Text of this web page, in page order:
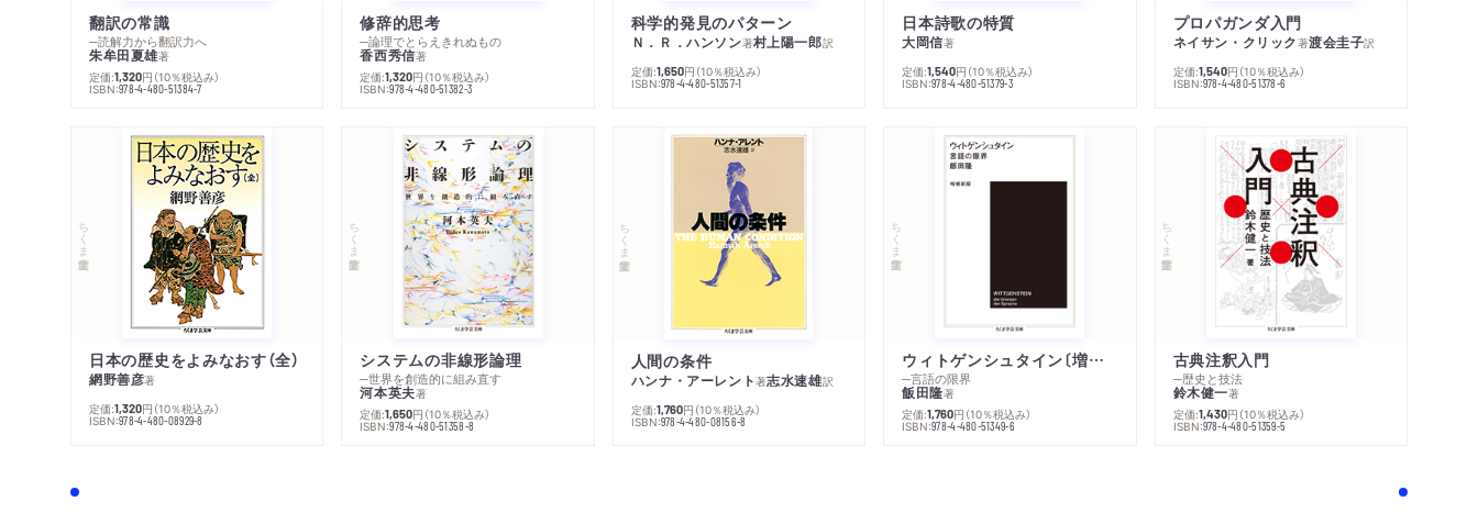
翻訳の常識
─読解力から翻訳力へ
朱牟田夏雄著
定価:1,320円 （10％税込み）
ISBN:978-4-480-51384-7
修辞的思考
─論理でとらえきれぬもの
香西秀信著
定価:1,320円 （10％税込み）
ISBN:978-4-480-51382-3
科学的発見のパターン
Ｎ．Ｒ．ハンソン著村上陽一郎訳
定価:1,650円 （10％税込み）
ISBN:978-4-480-51357-1
日本詩歌の特質
大岡信著
定価:1,540円 （10％税込み）
ISBN:978-4-480-51379-3
プロパガンダ入門
ネイサン・クリック著渡会圭子訳
定価:1,540円 （10％税込み）
ISBN:978-4-480-51378-6
ちくま学芸文庫
日本の歴史をよみなおす（全）
網野善彦著
定価:1,320円 （10％税込み）
ISBN:978-4-480-08929-8
ちくま学芸文庫
システムの非線形論理
─世界を創造的に組み直す
河本英夫著
定価:1,650円 （10％税込み）
ISBN:978-4-480-51358-8
ちくま学芸文庫
人間の条件
ハンナ・アーレント著志水速雄訳
定価:1,760円 （10％税込み）
ISBN:978-4-480-08156-8
ちくま学芸文庫
ウィトゲンシュタイン〔増補新版〕
─言語の限界
飯田隆著
定価:1,760円 （10％税込み）
ISBN:978-4-480-51349-6
ちくま学芸文庫
古典注釈入門
─歴史と技法
鈴木健一著
定価:1,430円 （10％税込み）
ISBN:978-4-480-51359-5